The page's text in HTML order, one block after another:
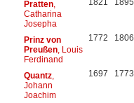
Pratten,
Catharina
Josepha
1821 1895
Prinz von
Preußen, Louis
Ferdinand
1772 1806
Quantz,
Johann
Joachim
1697 1773